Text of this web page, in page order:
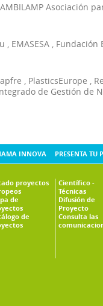
AMBILAMP Asociación
EMASESA Fundación
PlasticsEurope
de Gestión de
INNOVA
proyectos
de
de
PRESENTA TU
Científico -
Técnicas
Difusión de
Proyecto
Consulta las